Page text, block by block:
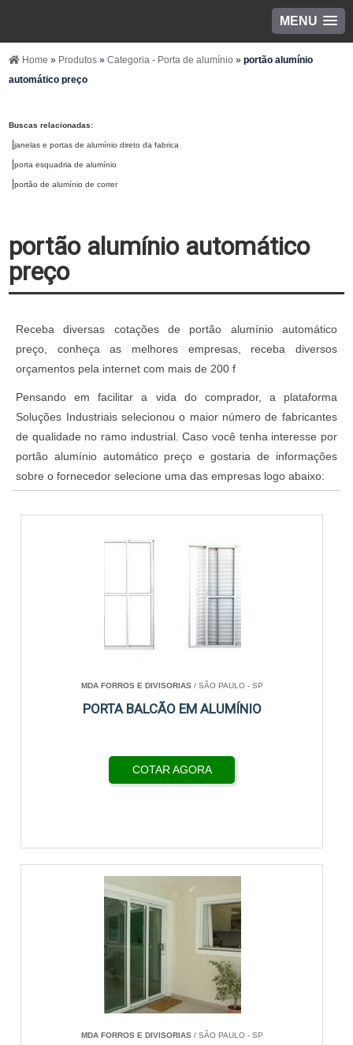
MENU
Home » Produtos»Categoria - Porta de alumínio»portão alumínio
automático preço
Buscas relacionadas:
janelas e portas de alumínio direto da fabrica
porta esquadria de alumínio
portão de alumínio de correr
portão alumínio automático
preço
Receba diversas cotações de portão alumínio automático
preço, conheça as melhores empresas, receba diversos
orçamentos pela internet com mais de 200 f
Pensando em facilitar a vida do comprador, a plataforma
Soluções Industriais selecionou o maior número de fabricantes
de qualidade no ramo industrial. Caso você tenha interesse por
portão alumínio automático preço e gostaria de informações
sobre o fornecedor selecione uma das empresas logo abaixo:
MDA FORROS E DIVISORIAS/ SÃO PAULO - SP
PORTA BALCÃO EM ALUMÍNIO
COTAR AGORA
MDA FORROS E DIVISORIAS/ SÃO PAULO - SP